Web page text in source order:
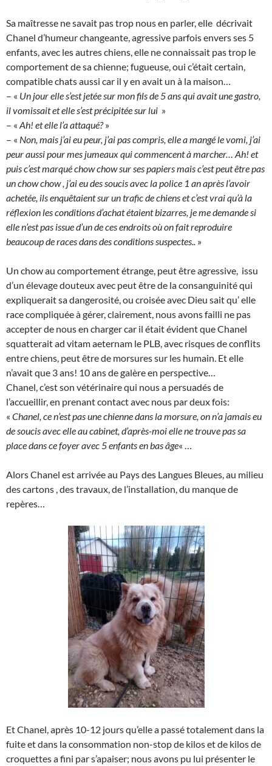
Sa maîtresse ne savait pas trop nous en parler, elle décrivait
Chanel d’humeur changeante, agressive parfois envers ses 5
enfants, avec les autres chiens, elle ne connaissait pas trop le
comportement de sa chienne; fugueuse, oui c’était certain,
compatible chats aussi car il y en avait un à la maison…
– « Un jour elle s’est jetée sur mon fils de 5 ans qui avait une gastro,
il vomissait et elle s’est précipitée sur lui »
– « Ah! et elle l’a attaqué?»
– « Non, mais j’ai eu peur, j’ai pas compris, elle a mangé le vomi, j’ai
peur aussi pour mes jumeaux qui commencent à marcher… Ah! et
puis c’est marqué chow chow sur ses papiers mais c’est peut être pas
un chow chow , j’ai eu des soucis avec la police 1 an après l’avoir
achetée, ils enquêtaient sur un trafic de chiens et c’est vrai qu’à la
réflexion les conditions d’achat étaient bizarres, je me demande si
elle n’est pas issue d’un de ces endroits où on fait reproduire
beaucoup de races dans des conditions suspectes.. »
Un chow au comportement étrange, peut être agressive, issu
d’un élevage douteux avec peut être de la consanguinité qui
expliquerait sa dangerosité, ou croisée avec Dieu sait qu’ elle
race compliquée à gérer, clairement, nous avons failli ne pas
accepter de nous en charger car il était évident que Chanel
squatterait ad vitam aeternam le PLB, avec risques de conflits
entre chiens, peut être de morsures sur les humain. Et elle
n’avait que 3 ans! 10 ans de galère en perspective…
Chanel, c’est son vétérinaire qui nous a persuadés de
l’accueillir, en prenant contact avec nous par deux fois:
« Chanel, ce n’est pas une chienne dans la morsure, on n’a jamais eu
de soucis avec elle au cabinet, d’après-moi elle ne trouve pas sa
place dans ce foyer avec 5 enfants en bas âge« …
Alors Chanel est arrivée au Pays des Langues Bleues, au milieu
des cartons , des travaux, de l’installation, du manque de
repères…
Et Chanel, après 10-12 jours qu’elle a passé totalement dans la
fuite et dans la consommation non-stop de kilos et de kilos de
croquettes a fini par s’apaiser; nous avons pu lui présenter le